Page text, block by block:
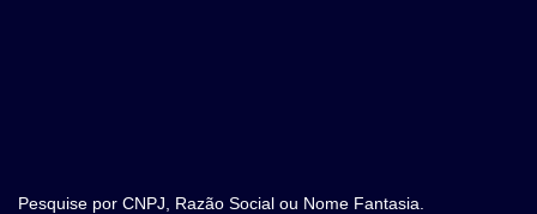
Pesquise por CNPJ, Razão Social ou Nome Fantasia.